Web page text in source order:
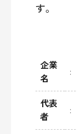
す。
企業
名
代表
者